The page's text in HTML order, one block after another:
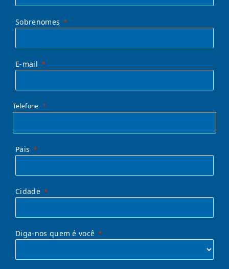
Sobrenomes
E-mail
Telefone
Pais
Cidade
Diga-nos quem é você